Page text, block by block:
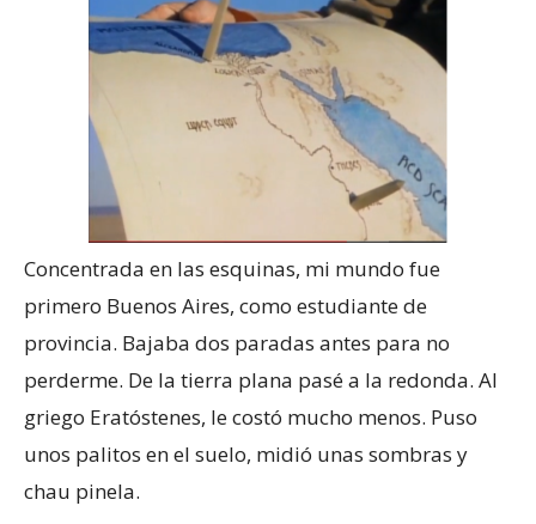
Concentrada en las esquinas, mi mundo fue
primero Buenos Aires, como estudiante de
provincia. Bajaba dos paradas antes para no
perderme. De la tierra plana pasé a la redonda. Al
griego Eratóstenes, le costó mucho menos. Puso
unos palitos en el suelo, midió unas sombras y
chau pinela.